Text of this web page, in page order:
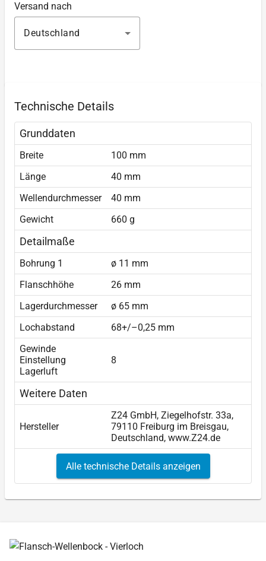
Versand nach
Deutschland
Technische Details
Grunddaten
Breite
100 mm
Länge
40 mm
Wellendurchmesser
40 mm
Gewicht
660 g
Detailmaße
Bohrung 1
ø 11 mm
Flanschhöhe
26 mm
Lagerdurchmesser
ø 65 mm
Lochabstand
68+/–0,25 mm
Gewinde
Einstellung
Lagerluft
8
Weitere Daten
Hersteller
Z24 GmbH, Ziegelhofstr. 33a,
79110 Freiburg im Breisgau,
Deutschland, www.Z24.de
Alle technische Details anzeigen